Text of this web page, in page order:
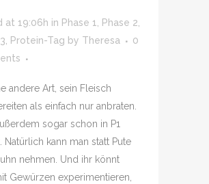
at 19:06h in Phase 1 Phase 2
Protein-Tag by Theresa
0
andere Art, sein Fleisch
als einfach nur anbraten.
sogar schon in P1
Natürlich kann man statt Pute
nehmen. Und ihr könnt
Gewürzen experimentieren,